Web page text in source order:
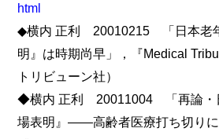
html
◆横内 正利 20010215 「日本老
明』は時期尚早」，『Medical
トリビューン社）
◆横内 正利 20011004 「再論・
場表明』――高齢者医療打ち切りに